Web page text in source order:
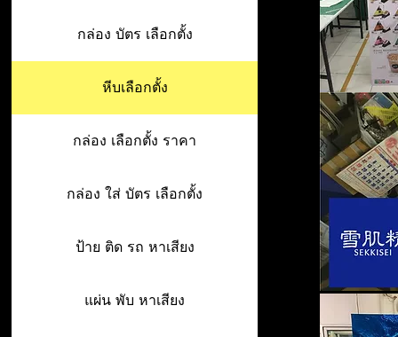
กล่อง บัตร เลือกตั้ง
หีบเลือกตั้ง
กล่อง เลือกตั้ง ราคา
กล่อง ใส่ บัตร เลือกตั้ง
ป้าย ติด รถ หาเสียง
แผ่น พับ หาเสียง